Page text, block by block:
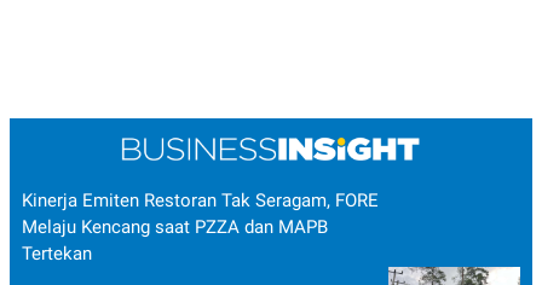
Kinerja Emiten Restoran Tak Seragam, FORE
Melaju Kencang saat PZZA dan MAPB
Tertekan